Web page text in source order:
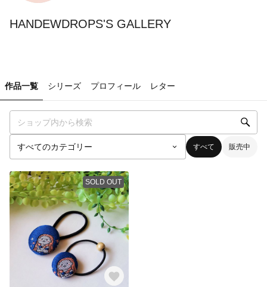
HANDEWDROPS'S GALLERY
作品一覧 シリーズ プロフィール レター
すべて 販売中
SOLD OUT